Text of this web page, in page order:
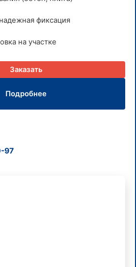
фиксация
на участке
Заказать
Подробнее
97